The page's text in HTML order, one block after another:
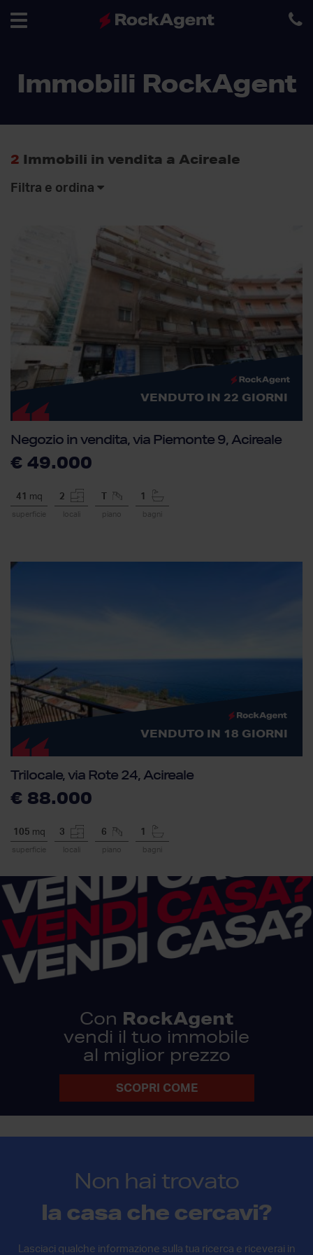
navigation
Immobili RockAgent
2 Immobili in vendita a Acireale
Filtra e ordina
VENDUTO IN 22 GIORNI
Negozio in vendita, via Piemonte 9, Acireale
€ 49.000
41 mq
superficie
2
locali piano
1
bagni
VENDUTO IN 18 GIORNI
Trilocale, via Rote 24, Acireale
€ 88.000
105 mq
superficie
3
locali
6
piano
1
bagni
Con RockAgent
vendi il tuo immobile
al miglior prezzo
SCOPRI COME
Non hai trovato
la casa che cercavi?
Lasciaci qualche informazione sulla tua ricerca e riceverai in